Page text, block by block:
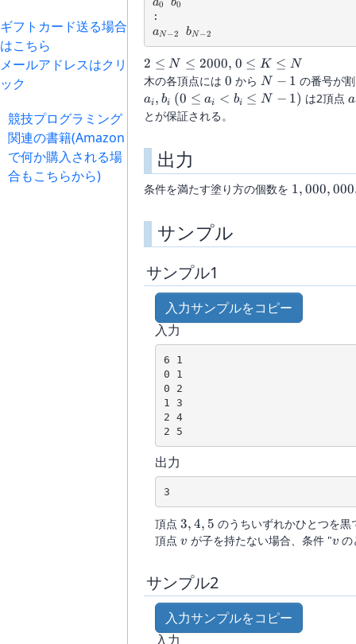
ギフトカード送る場合
はこちら
メールアドレスはクリ
ック
競技プログラミング
関連の書籍(Amazon
で何か購入される場
合もこちらから)
0 0
a_{N-2}
aN−2 b_{N-2}
bN−2
2 \le
N \le
2000,
2 ≤ N ≤ 2000, 0
\le
K
0 ≤ K ≤ N
木の各頂点には 0
0 から N-
1
N − 1 の番号が
ai, bi (0
\le
b_i
\le
N-
(0 ≤ ai < bi ≤ N − 1) は2頂点a
とが保証される。
出力
条件を満たす塗り方の個数を 1, 000, 000
サンプル
サンプル1
入力サンプルをコピー
入力
6 1
0 1
0 2
1 3
2 4
出力
頂点 3,
4,
3, 4, 5 のうちいずれかひとつを
頂点 v
v が子を持たない場合、条件 "v
v の
サンプル2
入力サンプルをコピー
入力